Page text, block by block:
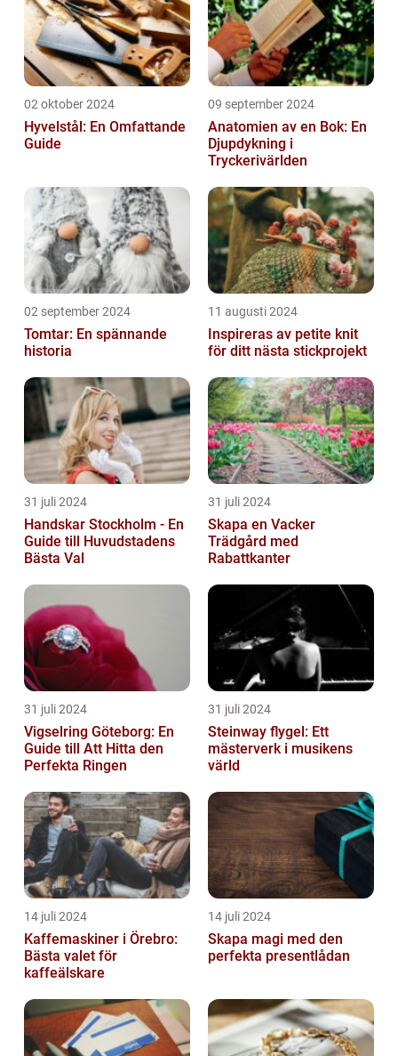
02 oktober 2024
Hyvelstål: En Omfattande
Guide
09 september 2024
Anatomien av en Bok: En
Djupdykning i
Tryckerivärlden
02 september 2024
Tomtar: En spännande
historia
11 augusti 2024
Inspireras av petite knit
för ditt nästa stickprojekt
31 juli 2024
Handskar Stockholm - En
Guide till Huvudstadens
Bästa Val
31 juli 2024
Skapa en Vacker
Trädgård med
Rabattkanter
31 juli 2024
Vigselring Göteborg: En
Guide till Att Hitta den
Perfekta Ringen
31 juli 2024
Steinway flygel: Ett
mästerverk i musikens
värld
14 juli 2024
Kaffemaskiner i Örebro:
Bästa valet för
kaffeälskare
14 juli 2024
Skapa magi med den
perfekta presentlådan